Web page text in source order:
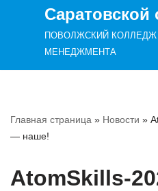
Саратовской
ПОВОЛЖСКИЙ
МЕНЕДЖМЕНТА
Главная страница » Новости »
— наше!
AtomSkills-